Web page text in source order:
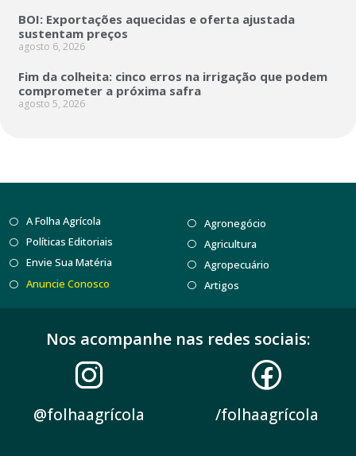
BOI: Exportações aquecidas e oferta ajustada
sustentam preços
agosto 6, 2026
Fim da colheita: cinco erros na irrigação que podem
comprometer a próxima safra
agosto 5, 2026
A Folha Agrícola
Políticas Editoriais
Envie Sua Matéria
Anuncie Conosco
Agronegócio
Agricultura
Agropecuário
Artigos
Nos acompanhe nas redes sociais:
@folhaagrícola /folhaagrícola